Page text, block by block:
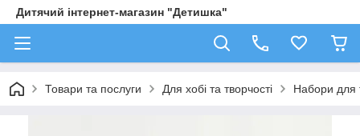
Дитячий інтернет-магазин "Детишка"
Товари та послуги Для хобі та творчості Набори для